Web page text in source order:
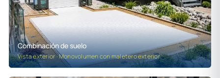
Combinación de suelo
Vista exterior · Monovolumen con maletero exterior